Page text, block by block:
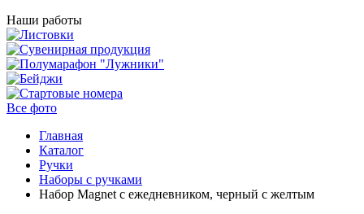
Наши работы
Все фото
Главная
Каталог
Ручки
Наборы с ручками
Набор Magnet с ежедневником, черный с желтым